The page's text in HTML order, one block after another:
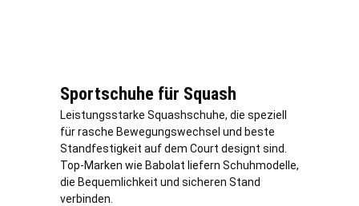
Sportschuhe für Squash
Leistungsstarke Squashschuhe, die speziell
für rasche Bewegungswechsel und beste
Standfestigkeit auf dem Court designt sind.
Top-Marken wie Babolat liefern Schuhmodelle,
die Bequemlichkeit und sicheren Stand
verbinden.